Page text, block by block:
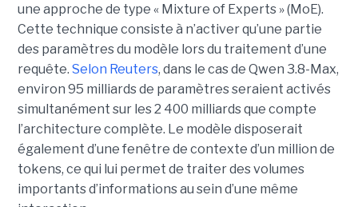
une approche de type « Mixture of Experts » (MoE).
Cette technique consiste à n’activer qu’une partie
des paramètres du modèle lors du traitement d’une
requête. Selon Reuters, dans le cas de Qwen 3.8-Max,
environ 95 milliards de paramètres seraient activés
simultanément sur les 2 400 milliards que compte
l’architecture complète. Le modèle disposerait
également d’une fenêtre de contexte d’un million de
tokens, ce qui lui permet de traiter des volumes
importants d’informations au sein d’une même